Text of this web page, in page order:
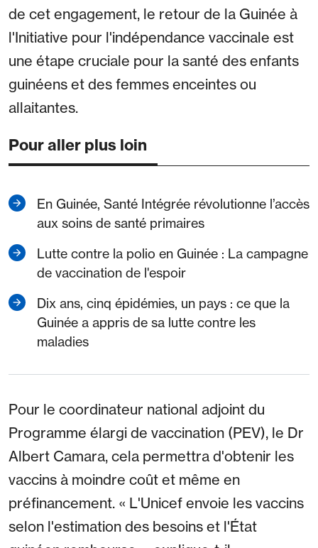
de cet engagement, le retour de la Guinée à
l'Initiative pour l'indépendance vaccinale est
une étape cruciale pour la santé des enfants
guinéens et des femmes enceintes ou
allaitantes.
Pour aller plus loin
En Guinée, Santé Intégrée révolutionne l’accès
aux soins de santé primaires
Lutte contre la polio en Guinée : La campagne
de vaccination de l'espoir
Dix ans, cinq épidémies, un pays : ce que la
Guinée a appris de sa lutte contre les
maladies
Pour le coordinateur national adjoint du
Programme élargi de vaccination (PEV), le Dr
Albert Camara, cela permettra d'obtenir les
vaccins à moindre coût et même en
préfinancement. « L'Unicef envoie les vaccins
selon l'estimation des besoins et l'État